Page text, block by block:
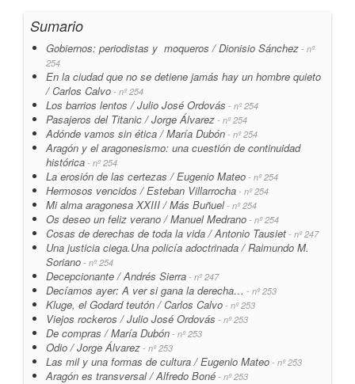
Sumario
Gobiernos: periodistas y moqueros / Dionisio Sánchez - nº
254
En la ciudad que no se detiene jamás hay un hombre quieto
/ Carlos Calvo - nº 254
Los barrios lentos / Julio José Ordovás - nº 254
Pasajeros del Titanic / Jorge Álvarez - nº 254
Adónde vamos sin ética / María Dubón - nº 254
Aragón y el aragonesismo: una cuestión de continuidad
histórica - nº 254
La erosión de las certezas / Eugenio Mateo - nº 254
Hermosos vencidos / Esteban Villarrocha - nº 254
Mi alma aragonesa XXIII / Más Buñuel- nº 254
Os deseo un feliz verano / Manuel Medrano - nº 254
Cosas de derechas de toda la vida / Antonio Tausiet - nº 247
Una justicia ciega.Una policía adoctrinada / Raimundo M.
Soriano - nº 254
Decepcionante / Andrés Sierra - nº 247
Decíamos ayer: A ver si gana la derecha… - nº 253
Kluge, el Godard teutón / Carlos Calvo - nº 253
Viejos rockeros / Julio José Ordovás - nº 253
De compras / María Dubón - nº 253
Odio / Jorge Álvarez - nº 253
Las mil y una formas de cultura / Eugenio Mateo - nº 253
Aragón es transversal / Alfredo Boné - nº 253